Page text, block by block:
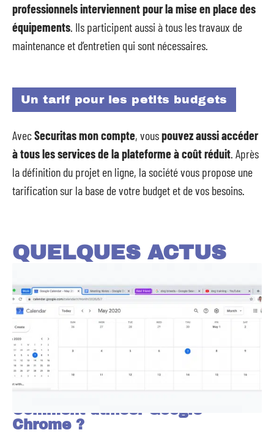
professionnels interviennent pour la mise en place des
équipements. Ils participent aussi à tous les travaux de
maintenance et d’entretien qui sont nécessaires.
Un tarif pour les petits budgets
AvecSecuritas mon compte, vouspouvez aussi accéder
à tous les services de la plateforme à coût réduit. Après
la définition du projet en ligne, la société vous propose une
tarification sur la base de votre budget et de vos besoins.
QUELQUES ACTUS
Comment utiliser Google
Chrome ?